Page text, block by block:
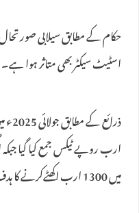
حکام کے مطابق سیلابی
اسٹیٹ سیکٹر بھی متاثر ہوا ہے۔
میں 1300 ارب اکھٹےکرنے کا ہدف ہے۔